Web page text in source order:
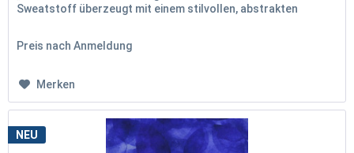
Sweatstoff überzeugt mit einem stilvollen, abstrakten
Preis nach Anmeldung
Merken
NEU